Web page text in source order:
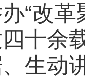
“改
十余
生动